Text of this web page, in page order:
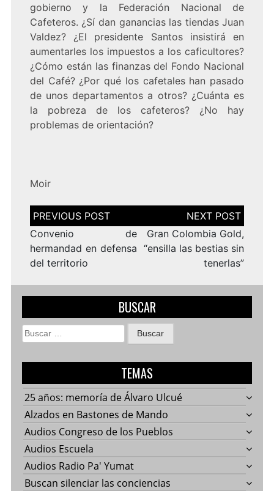
gobierno y la Federación Nacional de
Cafeteros. ¿Sí dan ganancias las tiendas Juan
Valdez? ¿El presidente Santos insistirá en
aumentarles los impuestos a los caficultores?
¿Cómo están las finanzas del Fondo Nacional
del Café? ¿Por qué los cafetales han pasado
de unos departamentos a otros? ¿Cuánta es
la pobreza de los cafeteros? ¿No hay
problemas de orientación?
Moir
Navegación
de
entradas
Convenio de
hermandad en defensa
del territorio
Gran Colombia Gold,
“ensilla las bestias sin
tenerlas”
BUSCAR
Buscar:
TEMAS
25 años: memoría de Álvaro Ulcué
Alzados en Bastones de Mando
Audios Congreso de los Pueblos
Audios Escuela
Audios Radio Pa' Yumat
Buscan silenciar las conciencias